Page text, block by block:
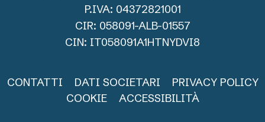
P.IVA: 04372821001
CIR: 058091-ALB-01557
CIN: IT058091A1HTNYDVI8
CONTATTI DATI SOCIETARI
PRIVACY POLICY
COOKIE
ACCESSIBILITÀ